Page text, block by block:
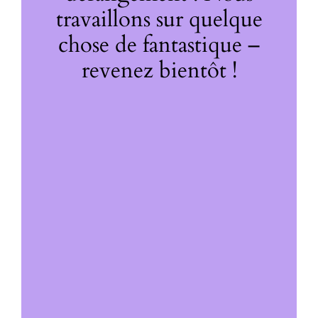
travaillons sur quelque
chose de fantastique –
revenez bientôt !